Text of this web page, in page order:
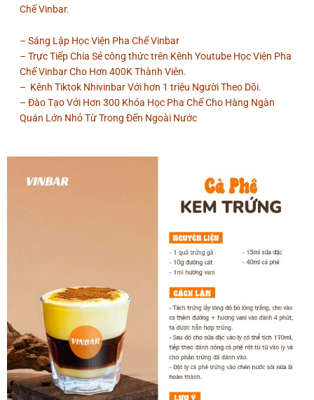
Chế Vinbar.
– Sáng Lập Học Viện Pha Chế Vinbar
– Trực Tiếp Chia Sẻ công thức trên Kênh Youtube Học Viện Pha
Chế Vinbar Cho Hơn 400K Thành Viên.
– Kênh Tiktok Nhivinbar Với hơn 1 triệu Người Theo Dõi.
– Đào Tạo Với Hơn 300 Khóa Học Pha Chế Cho Hàng Ngàn
Quán Lớn Nhỏ Từ Trong Đến Ngoài Nước